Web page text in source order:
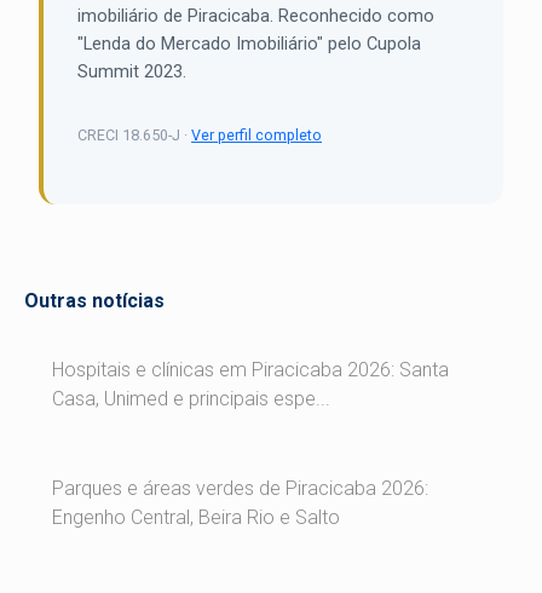
Outras notícias
Hospitais e clínicas em Piracicaba 2026: Santa
Casa, Unimed e principais espe...
Parques e áreas verdes de Piracicaba 2026:
Engenho Central, Beira Rio e Salto
imobiliário de Piracicaba. Reconhecido como
"Lenda do Mercado Imobiliário" pelo Cupola
Summit 2023.
CRECI 18.650-J · Ver perfil completo